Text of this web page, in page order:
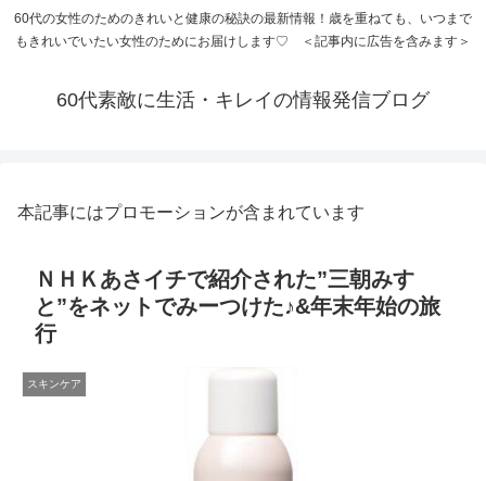
60代の女性のためのきれいと健康の秘訣の最新情報！歳を重ねても、いつまで
もきれいでいたい女性のためにお届けします♡ ＜記事内に広告を含みます＞
60代素敵に生活・キレイの情報発信ブログ
本記事にはプロモーションが含まれています
ＮＨＫあさイチで紹介された”三朝みす
と”をネットでみーつけた♪&年末年始の旅
行
スキンケア